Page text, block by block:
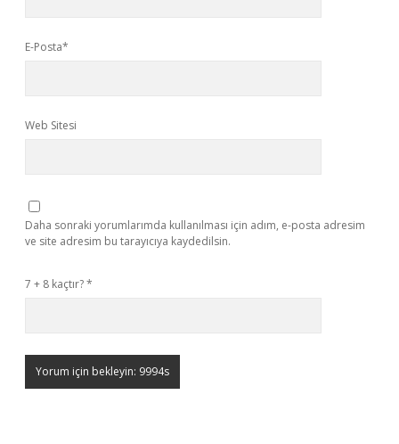
E-Posta*
Web Sitesi
Daha sonraki yorumlarımda kullanılması için adım, e-posta adresim
ve site adresim bu tarayıcıya kaydedilsin.
7 + 8 kaçtır?*